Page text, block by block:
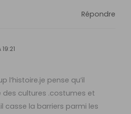
Répondre
l’histoire.je pense qu’il
des cultures .costumes et
casse la barriers parmi les